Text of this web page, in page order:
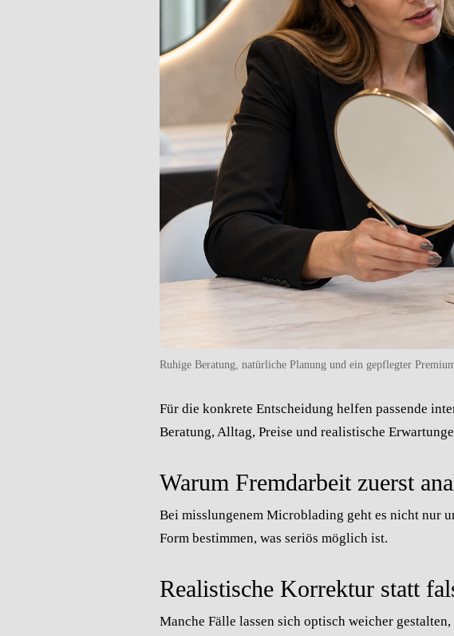
Ruhige Beratung, natürliche Planung und ein gepflegter
Für die konkrete Entscheidung helfen passende
Beratung, Alltag, Preise und realistische
Warum Fremdarbeit zuerst
Bei misslungenem Microblading geht es nicht nur
Form bestimmen, was seriös möglich ist.
Realistische Korrektur statt
Manche Fälle lassen sich optisch weicher